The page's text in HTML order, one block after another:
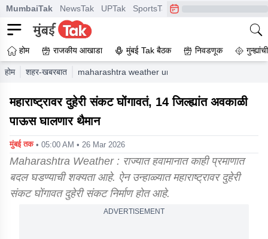
MumbaiTak NewsTak UPTak SportsTak CrimeTak
होम राजकीय आखाडा मुंबई Tak बैठक निवडणूक
होम शहर-खबरबात maharashtra weather unseasonal rains are set
महाराष्ट्रावर दुहेरी संकट घोंगावतं, 14 जिल्ह्यांत अवकाळी
पाऊस घालणार थैमान
मुंबई तक • 05:00 AM • 26 Mar 2026
Maharashtra Weather : राज्यात हवामानात काही प्रमाणात
बदल घडण्याची शक्यता आहे. ऐन उन्हाळ्यात महाराष्ट्रावर दुहेरी
संकट घोंगावत दुहेरी संकट निर्माण होत आहे.
ADVERTISEMENT